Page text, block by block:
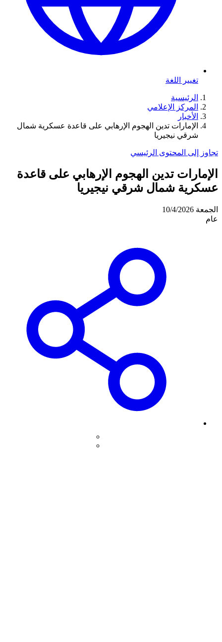
تغيير اللغة
الرئيسية
المركز الإعلامي
الأخبار
الإمارات تدين الهجوم الإرهابي على قاعدة عسكرية شمال
شرقي نيجيريا
تجاوز إلى المحتوى الرئيسي
الإمارات تدين الهجوم الإرهابي على قاعدة
عسكرية شمال شرقي نيجيريا
الجمعة 10/4/2026
عام